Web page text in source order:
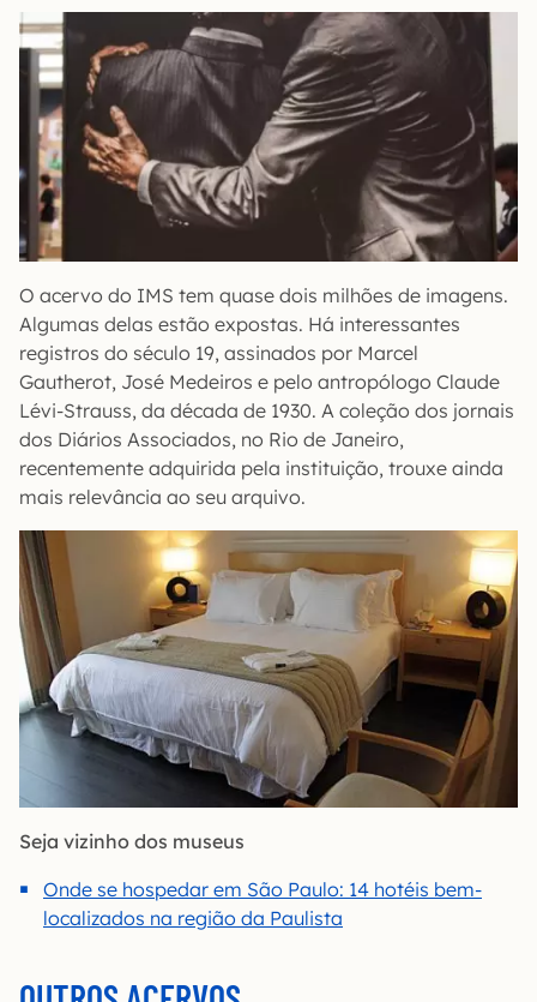
O acervo do IMS tem quase dois milhões de imagens.
Algumas delas estão expostas. Há interessantes
registros do século 19, assinados por Marcel
Gautherot, José Medeiros e pelo antropólogo Claude
Lévi-Strauss, da década de 1930. A coleção dos jornais
dos Diários Associados, no Rio de Janeiro,
recentemente adquirida pela instituição, trouxe ainda
mais relevância ao seu arquivo.
Seja vizinho dos museus
Onde se hospedar em São Paulo: 14 hotéis bem-
localizados na região da Paulista